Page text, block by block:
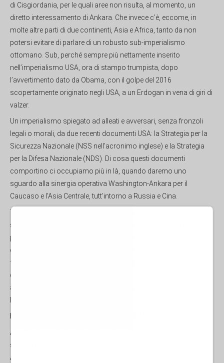
di Cisgiordania, per le quali aree non risulta, al momento, un
diretto interessamento di Ankara. Che invece c’è, eccome, in
molte altre parti di due continenti, Asia e Africa, tanto da non
potersi evitare di parlare di un robusto sub-imperialismo
ottomano. Sub, perché sempre più nettamente inserito
nell’imperialismo USA, ora di stampo trumpista, dopo
l’avvertimento dato da Obama, con il golpe del 2016
scopertamente originato negli USA, a un Erdogan in vena di giri di
valzer.
Un imperialismo spiegato ad alleati e avversari, senza fronzoli
legali o morali, da due recenti documenti USA: la Strategia per la
Sicurezza Nazionale (NSS nell’acronimo inglese) e la Strategia
per la Difesa Nazionale (NDS). Di cosa questi documenti
comportino ci occupiamo più in là, quando daremo uno
sguardo alla sinergia operativa Washington-Ankara per il
Caucaso e l’Asia Centrale, tutt’intorno a Russia e Cina.
Tutto questo in risposta a quella nutrita schiera di analisti che,
sorvolando sugli elementi strategici della geopolitica di Erdogan,
preferiscono evidenziarne gli aspetti condivisibili, quali i tentativi
di mediazione tra Mosca a Kiev (che tuttavia non impediscono la
fornitura a Zelensky di armamenti), lo sblocco del grano ucraino
da vendere in Africa, l’apparente neutralità nel conflitto sull’Iran, o.
appunto, le sporadiche espressioni di biasimo nei confronti di
Al netto di un regime repressivo che vede l’impossibilità della
società turca di darsi un’opzione alternativa a Erdogan e al suo
AKP, Partito della Giustizia e dello Sviluppo, al netto anche di una